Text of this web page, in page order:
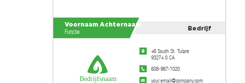
608-967-1020
your.email@company.com
48 South St. Tulare
93274.0 CA
Bedrijf
Voornaam Achternaam
Functie
Bedrijfsnaam